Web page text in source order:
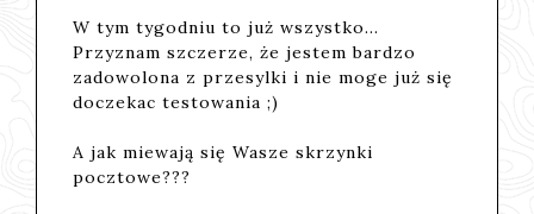
W tym tygodniu to już wszystko...
Przyznam szczerze, że jestem bardzo
zadowolona z przesylki i nie moge już się
doczekac testowania ;)
A jak miewają się Wasze skrzynki
pocztowe???